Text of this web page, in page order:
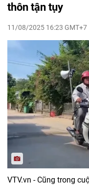
thôn tận tụy
11/08/2025 16:23 GMT+7
VTV.vn - Cũng trong